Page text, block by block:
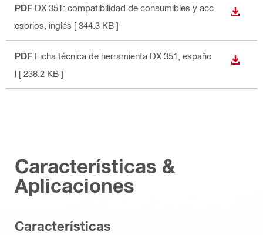
PDF DX 351: compatibilidad de consumibles y acc
esorios , inglés [ 344.3 KB ]
PDF Ficha técnica de herramienta DX 351 , españo
l [ 238.2 KB ]
Características &
Aplicaciones
Características